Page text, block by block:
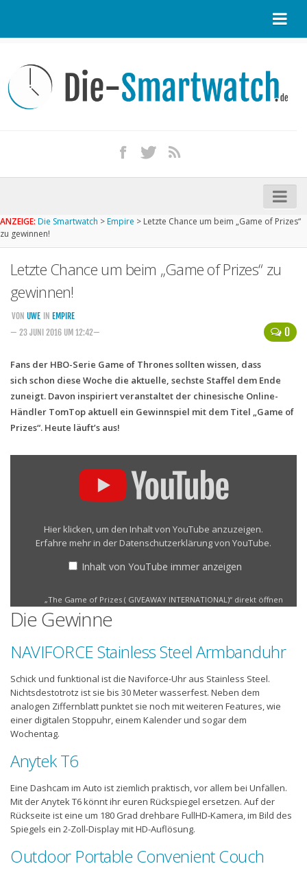
Kontakt / Tipp geben
Impressum
iPhone kaufen
Startseite
Kommende Smartwatches
Handytarife
Smartphonetarife
Datentarife
o2
Prepaid-Tarife
Datentarife
Mobilfunk-Vergleichsrechner
Mobilfunk-Tarifrechner
ANZEIGE: Die Smartwatch >Empire > Letzte Chance um beim „Game of Prizes“
zu gewinnen!
Letzte Chance um beim „Game of Prizes“ zu
gewinnen!
0
VON UWE IN EMPIRE
— 23 JUNI 2016 UM 12:42—
Fans der HBO-Serie Game of Thrones sollten wissen, dass
sich schon diese Woche die aktuelle, sechste Staffel dem Ende
zuneigt. Davon inspiriert veranstaltet der chinesische Online-
Händler TomTop aktuell ein Gewinnspiel mit dem Titel „Game of
Prizes“. Heute läuft’s aus!
GIVEAWAY
INTERNATIONAL)“
Hier klicken, um den Inhalt von YouTube anzuzeigen.
Erfahre mehr in der Datenschutzerklärung von YouTube.
Inhalt von YouTube immer anzeigen
„The Game of Prizes ( GIVEAWAY INTERNATIONAL)“ direkt öffnen
Die Gewinne
NAVIFORCE Stainless Steel Armbanduhr
Schick und funktional ist die Naviforce-Uhr aus Stainless Steel.
Nichtsdestotrotz ist sie bis 30 Meter wasserfest. Neben dem
analogen Ziffernblatt punktet sie noch mit weiteren Features, wie
einer digitalen Stoppuhr, einem Kalender und sogar dem
Wochentag.
Anytek T6
Eine Dashcam im Auto ist ziemlich praktisch, vor allem bei Unfällen.
Mit der Anytek T6 könnt ihr euren Rückspiegel ersetzen. Auf der
Rückseite ist eine um 180 Grad drehbare FullHD-Kamera, im Bild des
Spiegels ein 2-Zoll-Display mit HD-Auflösung.
Outdoor Portable Convenient Couch